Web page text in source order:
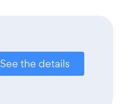
See the details